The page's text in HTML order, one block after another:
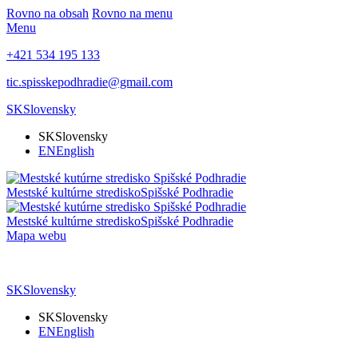
Rovno na obsah Rovno na menu
Menu
+421 534 195 133
tic.spisskepodhradie@gmail.com
SKSlovensky
SKSlovensky
ENEnglish
Mestské kultúrne strediskoSpišské Podhradie
Mestské kultúrne strediskoSpišské Podhradie
Mapa webu
SKSlovensky
SKSlovensky
ENEnglish